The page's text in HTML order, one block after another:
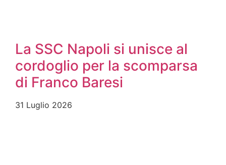
La SSC Napoli si unisce al
cordoglio per la scomparsa
di Franco Baresi
31 Luglio 2026